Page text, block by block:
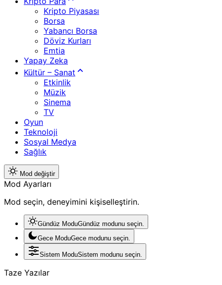
Kripto Piyasası
Borsa
Yabancı Borsa
Döviz Kurları
Emtia
Yapay Zeka
Kültür – Sanat
Etkinlik
Müzik
Sinema
TV
Oyun
Teknoloji
Sosyal Medya
Sağlık
Mod değiştir
Mod Ayarları
Mod seçin, deneyimini kişiselleştirin.
Gündüz ModuGündüz modunu seçin.
Gece ModuGece modunu seçin.
Sistem ModuSistem modunu seçin.
Taze Yazılar